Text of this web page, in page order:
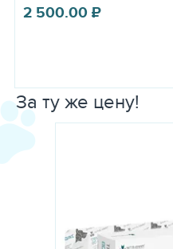
2 500.00₽
За ту же цену!